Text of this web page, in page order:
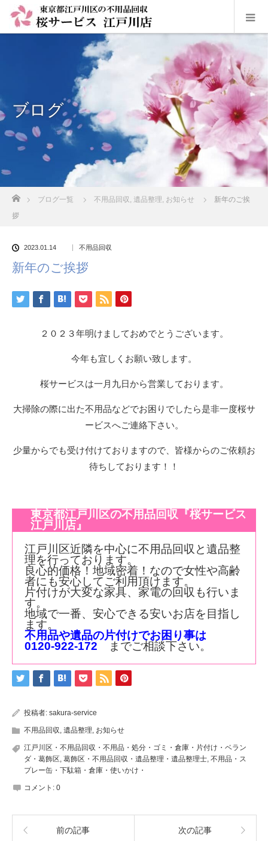
ブログ
ブログ一覧 不用品回収, 遺品整理, お知らせ
新年のご挨
拶
2023.01.14 不用品回収
新年のご挨拶
２０２３年明けましておめでとうございます。
今年も宜しくお願い致します。
桜サービスは一月九日から営業しております。
大掃除の際に出た不用品などでお困りでしたら是非一度桜サ
ービスへご連絡下さい。
少量からでも受け付けておりますので、皆様からのご依頼お
待ちしております！！
東京都江戸川区の不用品回収『桜サービス
江戸川店』
江戸川区近隣を中心に不用品回収と遺品整
理を行っております。
良心的価格！地域密着！なので女性や高齢
者にも安心してご利用頂けます。
片付けが大変な家具、家電の回収も行いま
す。
地域で一番、安心できる安いお店を目指し
ます。
不用品や遺品の片付けでお困り事は
0120-922-172 までご相談下さい。
投稿者: sakura-service
不用品回収, 遺品整理, お知らせ
江戸川区・不用品回収・不用品・処分・ゴミ・倉庫・片付け・ベラン
ダ・葛飾区, 葛飾区・不用品回収・遺品整理・遺品整理士, 不用品・ス
プレー缶・下駄箱・倉庫・使いかけ・
コメント: 0
前の記事 次の記事